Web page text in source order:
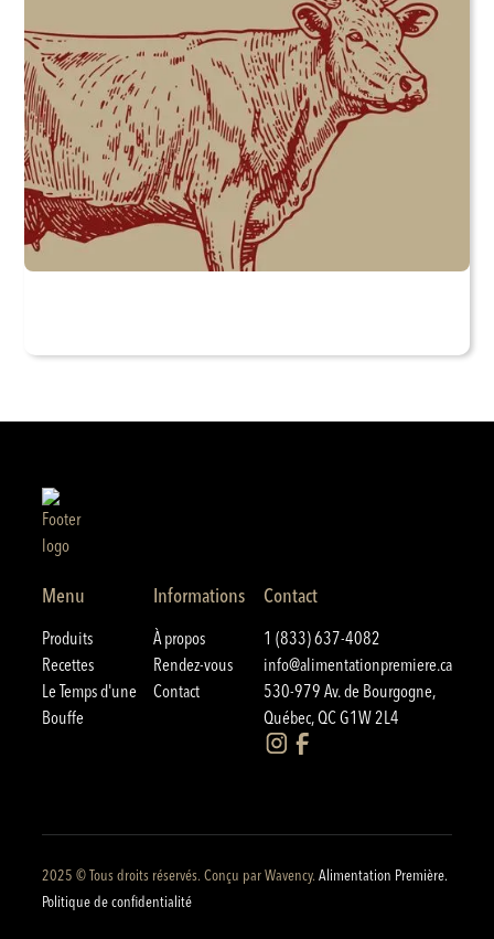
Menu
Produits
Recettes
Le Temps d'une
Bouffe
Informations
À propos
Rendez-vous
Contact
Contact
1 (833) 637-4082
info@alimentationpremiere.ca
530-979 Av. de Bourgogne,
Québec, QC G1W 2L4
2025 © Tous droits réservés. Conçu parWavency.Alimentation Première.
Politique de confidentialité